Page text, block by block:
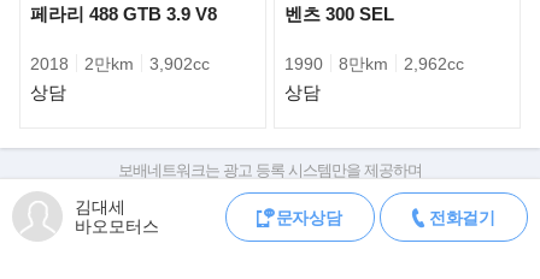
점을 맞췄다. 488 피스타에 처음 도입한
전면 S-덕트는 다운포스를 높이기 위해 재설계했다. 'L'자형 LED 헤
드 램프는 크기를 줄이고 공격적으로
다듬었다. 측면은 휠아치가 장식없이 타이어를 감싸듯 타이트하다.
페라리 488 GTB 3.9 V8
2018 2만km 3,902cc
상담
벤츠 300 SEL
1990 8만km 2,962cc
상담
김대세
바오모터스
문자상담 전화걸기
보배네트워크는 광고 등록 시스템만을 제공하며
판매자가 직접 등록한 내용에 대한 모든 책임은 판매자에게 있습니다.
차량 구매 시 차량등록증, 성능점검기록부, 실제 차량 상태,
차대번호 조회로 직접 정보를 확인하세요.